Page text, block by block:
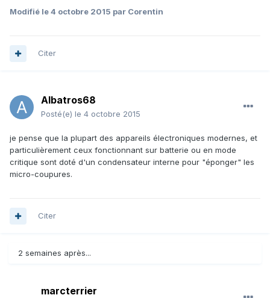
Modifié le 4 octobre 2015 par Corentin
Citer
Albatros68
Posté(e) le 4 octobre 2015
je pense que la plupart des appareils électroniques modernes, et
particulièrement ceux fonctionnant sur batterie ou en mode
critique sont doté d'un condensateur interne pour "éponger" les
micro-coupures.
Citer
2 semaines après...
marcterrier